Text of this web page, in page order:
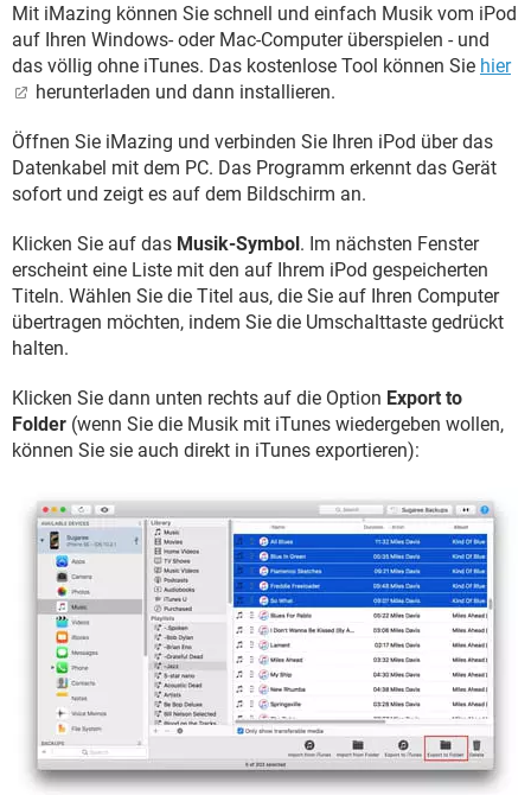
Mit iMazing können Sie schnell und einfach Musik vom iPod
auf Ihren Windows- oder Mac-Computer überspielen - und
das völlig ohne iTunes. Das kostenlose Tool können Sie hier
herunterladen und dann installieren.
Öffnen Sie iMazing und verbinden Sie Ihren iPod über das
Datenkabel mit dem PC. Das Programm erkennt das Gerät
sofort und zeigt es auf dem Bildschirm an.
Klicken Sie auf das Musik-Symbol. Im nächsten Fenster
erscheint eine Liste mit den auf Ihrem iPod gespeicherten
Titeln. Wählen Sie die Titel aus, die Sie auf Ihren Computer
übertragen möchten, indem Sie die Umschalttaste gedrückt
halten.
Klicken Sie dann unten rechts auf die Option Export to
Folder (wenn Sie die Musik mit iTunes wiedergeben wollen,
können Sie sie auch direkt in iTunes exportieren):